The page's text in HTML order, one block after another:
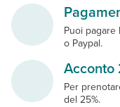
Puoi pagare
o Paypal.
Acconto
Per
del 25%.